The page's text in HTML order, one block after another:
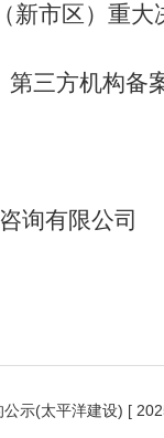
新市区） 重大
第三方机构备
询有限公司
示(太平洋建设) [